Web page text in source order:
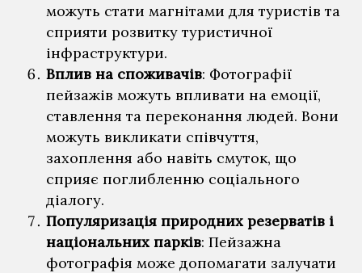
можуть стати магнітами для туристів та
сприяти розвитку туристичної
інфраструктури.
Вплив на споживачів: Фотографії
пейзажів можуть впливати на емоції,
ставлення та переконання людей. Вони
можуть викликати співчуття,
захоплення або навіть смуток, що
сприяє поглибленню соціального
діалогу.
Популяризація природних резерватів і
національних парків: Пейзажна
фотографія може допомагати залучати